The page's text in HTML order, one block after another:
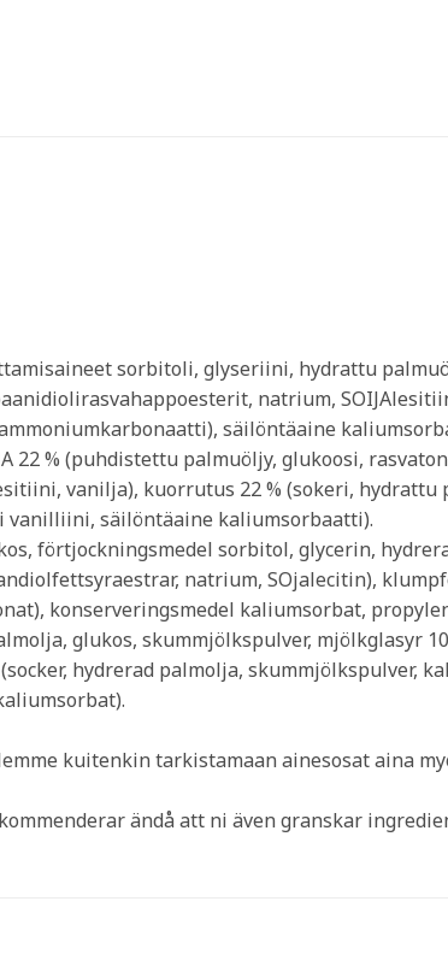
sorbitoli, glyseriini, hydrattu
natrium,
säilöntäaine
22 % (puhdistettu palmuöljy, glukoosi,
vanilja), kuorrutus 22 % (sokeri, hydrattu
vanilliini, säilöntäaine kaliumsorbaatti).
förtjockningsmedel sorbitol, glycerin,
natrium, SOjalecitin),
konserveringsmedel kaliumsorbat,
glukos, skummjölkspulver, mjölkglasyr
hydrerad palmolja, skummjölkspulver,
kuitenkin tarkistamaan ainesosat aina
ändå att ni även granskar